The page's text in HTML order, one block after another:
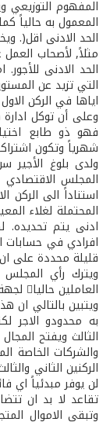
المفهوم التوزيعي
المعمول به حالياً
الحد الادنى
التي تزيد عن
وعلى أن توكل ادارة
شهرياً وتكون
ولدى بلوغ
المجلس
استناداً الى الركن
المحتملة لغلاء
ادنى يتم تحديده.
افرادي في حسابات
قليلة محددة على
ويترك رأي المجلس
العاملين حاليا لجهة ضمهم اختيارياً.
ويتبين بالتالي ان
به محدودو الاجر
الثالث ويفتح
والشركات الخاصة
الركنين الثاني
لن يوفر مبدئياً اي
تقاعد لا بد ان
وتبقى الاموال